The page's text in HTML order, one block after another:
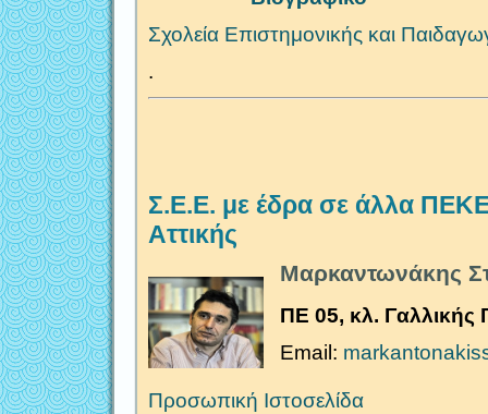
Σχολεία Επιστημονικής και
.
Σ.Ε.Ε. με έδρα σε άλλα
Αττικής
Μαρκαντωνάκης
ΠΕ 05, κλ. Γαλλικής
Email:
Προσωπική Ιστοσελίδα